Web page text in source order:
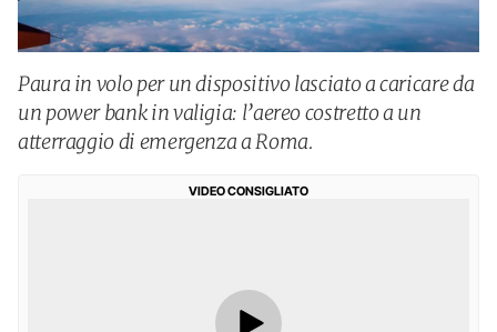
Paura in volo per un dispositivo lasciato a caricare da
un power bank in valigia: l’aereo costretto a un
atterraggio di emergenza a Roma.
VIDEO CONSIGLIATO